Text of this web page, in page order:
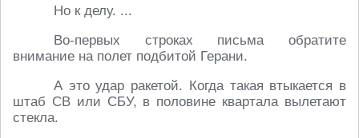
Но к делу. ...
Во-первых строках письма обратите
внимание на полет подбитой Герани.
А это удар ракетой. Когда такая втыкается в
штаб СВ или СБУ, в половине квартала вылетают
стекла.